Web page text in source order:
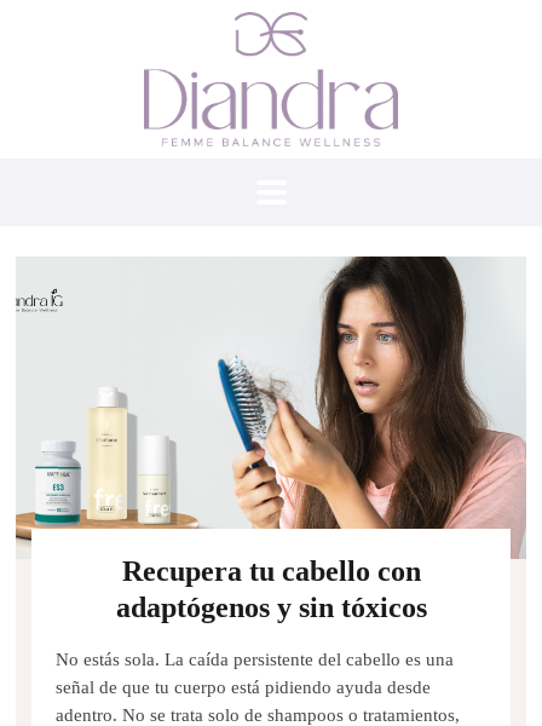
Recupera tu cabello con
adaptógenos y sin tóxicos
No estás sola. La caída persistente del cabello es una
señal de que tu cuerpo está pidiendo ayuda desde
adentro. No se trata solo de shampoos o tratamientos,